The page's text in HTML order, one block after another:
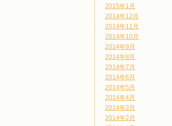
2015年1月
2014年12月
2014年11月
2014年10月
2014年9月
2014年8月
2014年7月
2014年6月
2014年5月
2014年4月
2014年3月
2014年2月